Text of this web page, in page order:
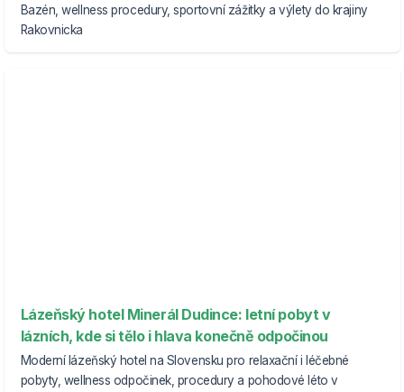
Bazén, wellness procedury, sportovní zážitky a výlety do krajiny
Rakovnicka
Lázeňský hotel Minerál Dudince: letní pobyt v
lázních, kde si tělo i hlava konečně odpočinou
Moderní lázeňský hotel na Slovensku pro relaxační i léčebné
pobyty, wellness odpočinek, procedury a pohodové léto v